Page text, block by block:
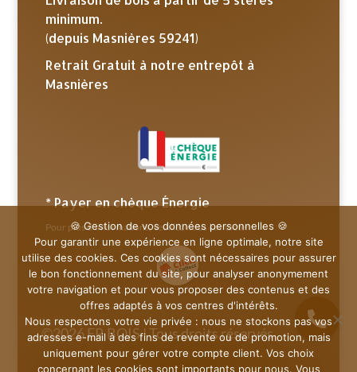
minimum.
(depuis Masnières 59241)
Retrait Gratuit à notre entrepôt à
Masnières
* Payer en chèque Énergie
Pour plus d’informations, veuillez nous contacter.
©2026 FR BOIS | Tous droits réservés
🍪 Gestion de vos données personnelles 🍪
Pour garantir une expérience en ligne optimale, notre site
utilise des cookies. Ces cookies sont nécessaires pour assurer
le bon fonctionnement du site, pour analyser anonymement
votre navigation et pour vous proposer des contenus et des
offres adaptés à vos centres d'intérêts.
Nous respectons votre vie privée : nous ne stockons pas vos
adresses e-mail à des fins de revente ou de promotion, mais
uniquement pour gérer votre compte client. Vos choix
concernant les cookies sont importants pour nous. Vous